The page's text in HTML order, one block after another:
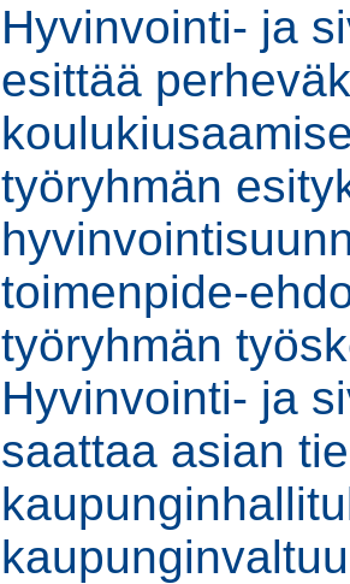
Hyvinvointi- ja
esittää
työryhmän
toimenpide-
työryhmän
Hyvinvointi- ja
saattaa asian